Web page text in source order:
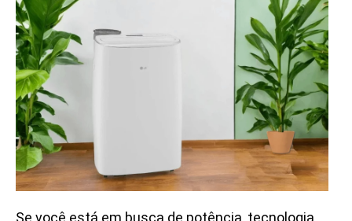
Se você está em busca de potência, tecnologia